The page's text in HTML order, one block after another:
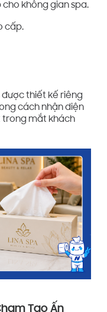
không gian spa.
cấp.
thiết kế riêng
cách nhận diện
trong mắt khách
Tạo Ấn